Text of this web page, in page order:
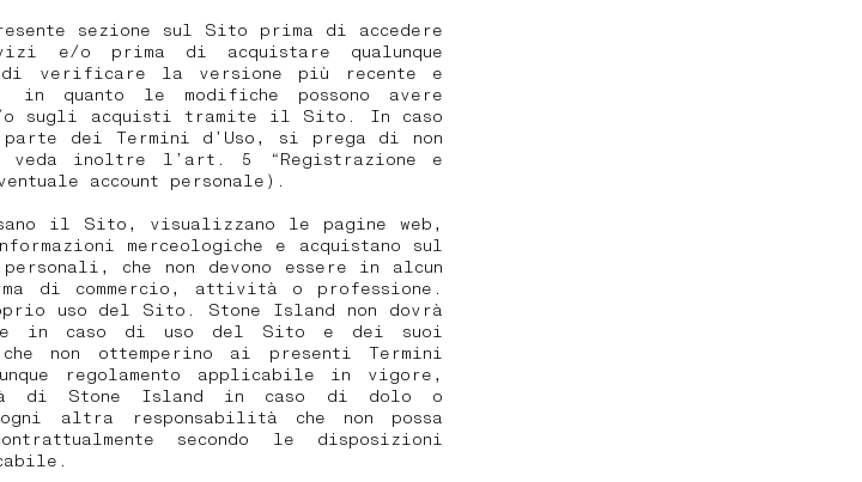
sezione sul Sito prima di accedere
e/o prima di acquistare qualunque
verificare la versione più recente e
in quanto le modifiche possono avere
sugli acquisti tramite il Sito. In caso
dei Termini d’Uso, si prega di non
inoltre l’art. 5 “Registrazione e
account personale).
il Sito, visualizzano le pagine web,
merceologiche e acquistano sul
che non devono essere in alcun
di commercio, attività o professione.
uso del Sito. Stone Island non dovrà
in caso di uso del Sito e dei suoi
non ottemperino ai presenti Termini
regolamento applicabile in vigore,
di Stone Island in caso di dolo o
altra responsabilità che non possa
secondo le disposizioni